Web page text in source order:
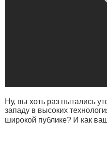
Ну, вы хоть раз пытались
западу в высоких
широкой публике? И как